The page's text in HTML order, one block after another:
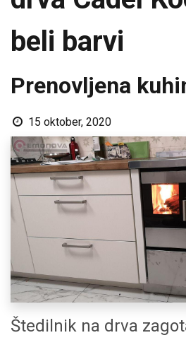
beli barvi
Prenovljena
15 oktober, 2020
Štedilnik na drva